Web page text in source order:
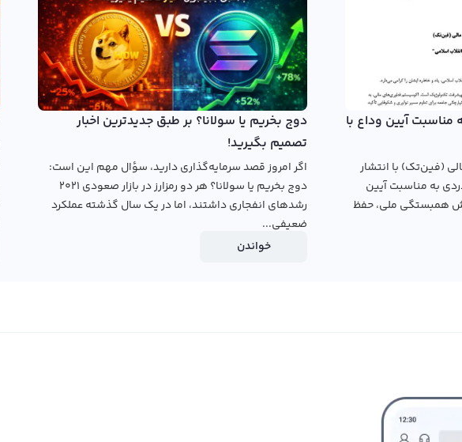
از صرافی ارز دیجیتال رالبکس می‌توانید از دو نوع پلتفرم تبدیل سریع و معامله
تبدیل سریع شما می‌توانید با قیمت جهانی رئال فیور و در کمترین زمان ممکن رئال فیور
به دیگر ارزهای دیجیتال تبدیل کنید. در پنل معامله حرفه‌ای معامله شما با دیگر کاربران
قیمت دلخواه خود یا قیمت‌های موجود در بازار به خرید و فروش رئال فیور بپردازید.
قیمت
مناسبت آیین وداع با
(فین‌تک) با انتشار
به مناسبت آیین
نقش همبستگی ملی، حفظ
دوج بخریم یا سولانا؟ بر طبق جدیدترین اخبار
تصمیم بگیرید!
اگر امروز قصد سرمایه‌گذاری دارید، سؤال مهم این است:
دوج بخریم یا سولانا؟ هر دو رمزارز در بازار صعودی ۲۰۲۱
رشدهای انفجاری داشتند، اما در یک سال گذشته عملکرد
ضعیفی...
خواندن